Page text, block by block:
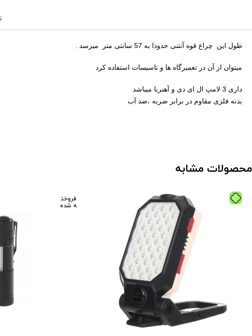
طول این چراغ قوه آنتنی حدودا به 57 سانتی متر میرسد .
میتوان از آن در تعمیرگاه ها و تاسیسات استفاده کرد
داری 3 لامپ ال ای دی و آهنربا میباشد
بدنه فلزی مقاوم در برابر ضربه ،ضد آب
محصولات مشابه
فروخت
ه شده